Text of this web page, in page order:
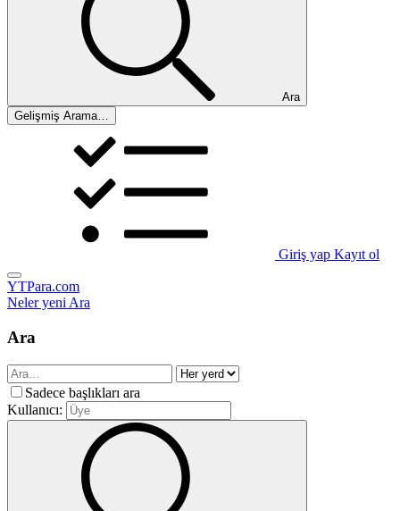
Ara
Gelişmiş Arama…
Giriş yap Kayıt ol
YTPara.com
Neler yeniAra
Ara
Sadece başlıkları ara
Kullanıcı: